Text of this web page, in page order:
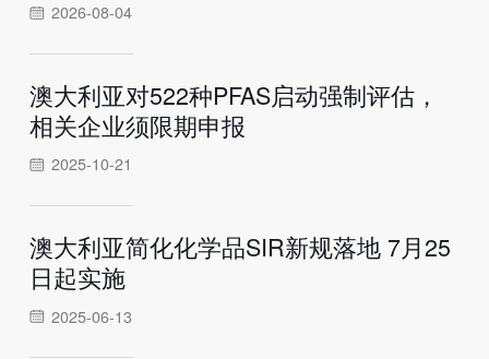
2026-08-04
澳大利亚对522种PFAS启动强制评估，
相关企业须限期申报
2025-10-21
澳大利亚简化化学品SIR新规落地 7月25
日起实施
2025-06-13